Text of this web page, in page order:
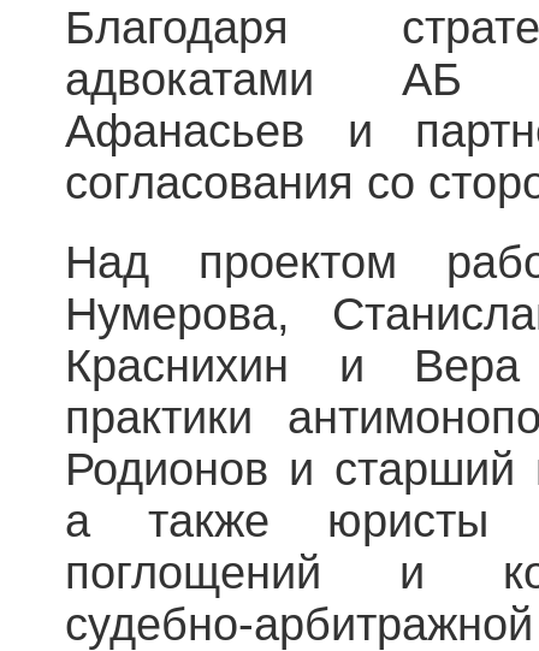
Благодаря
адвокатами АБ
Афанасьев и
согласования со
Над проектом
Нумерова,
Краснихин и Вера
практики
Родионов и
а также юристы
поглощений и
судебно-